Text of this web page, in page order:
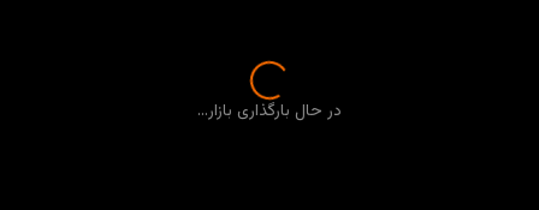
در حال بارگذاری بازار...